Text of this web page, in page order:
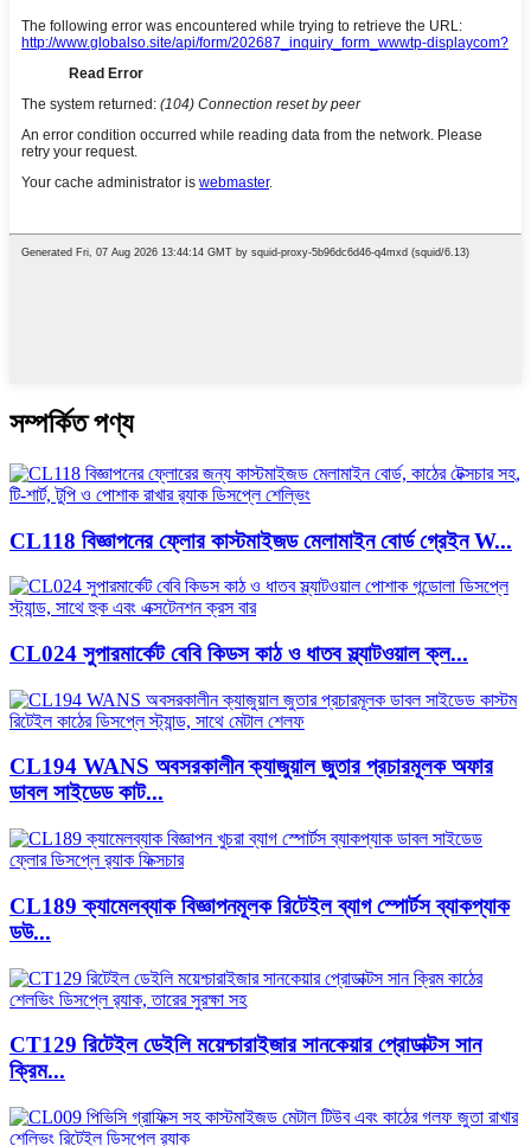
সম্পর্কিত পণ্য
CL118 বিজ্ঞাপনের ফ্লোর কাস্টমাইজড মেলামাইন বোর্ড গ্রেইন W...
CL024 সুপারমার্কেট বেবি কিডস কাঠ ও ধাতব স্ল্যাটওয়াল ক্ল...
CL194 WANS অবসরকালীন ক্যাজুয়াল জুতার প্রচারমূলক অফার
ডাবল সাইডেড কাট...
CL189 ক্যামেলব্যাক বিজ্ঞাপনমূলক রিটেইল ব্যাগ স্পোর্টস ব্যাকপ্যাক
ডউ...
CT129 রিটেইল ডেইলি ময়েশ্চারাইজার সানকেয়ার প্রোডাক্টস সান
ক্রিম...